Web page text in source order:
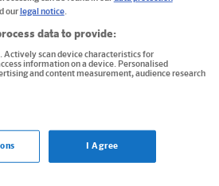
563362-9
im Store
our legal notice.
data to provide:
Actively scan device characteristics for
information on a device. Personalised
and content measurement, audience research
I Agree